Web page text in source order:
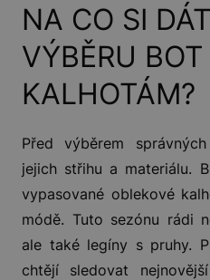
NA CO SI
VÝBĚRU
KALHOTÁM?
Před výběrem
jejich střihu a materiálu.
vypasované oblekové
módě. Tuto sezónu rádi
ale také legíny s pruhy.
chtějí sledovat